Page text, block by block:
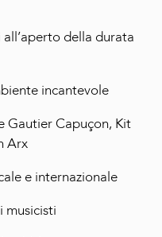
della durata
incantevole
Gautier Capuçon, Kit
Arx
e internazionale
musicisti